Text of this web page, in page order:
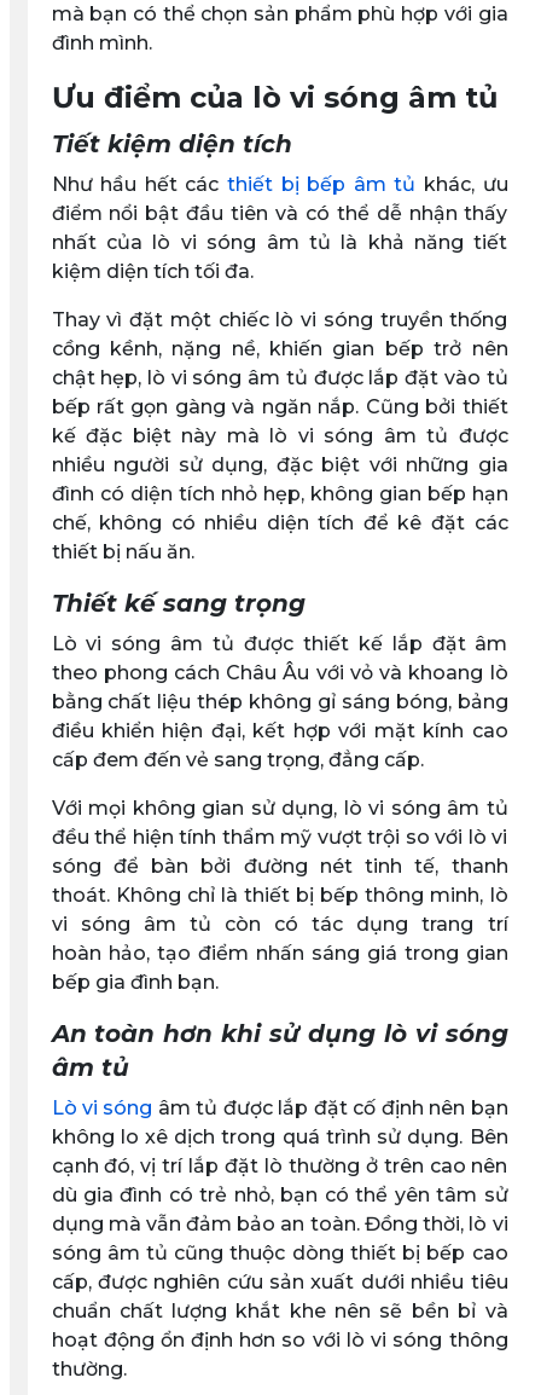
mà bạn có thể chọn sản phẩm phù hợp với gia
đình mình.
Ưu điểm của lò vi sóng âm tủ
Tiết kiệm diện tích
Như hầu hết các thiết bị bếp âm tủ khác, ưu
điểm nổi bật đầu tiên và có thể dễ nhận thấy
nhất của lò vi sóng âm tủ là khả năng tiết
kiệm diện tích tối đa.
Thay vì đặt một chiếc lò vi sóng truyền thống
cồng kềnh, nặng nề, khiến gian bếp trở nên
chật hẹp, lò vi sóng âm tủ được lắp đặt vào tủ
bếp rất gọn gàng và ngăn nắp. Cũng bởi thiết
kế đặc biệt này mà lò vi sóng âm tủ được
nhiều người sử dụng, đặc biệt với những gia
đình có diện tích nhỏ hẹp, không gian bếp hạn
chế, không có nhiều diện tích để kê đặt các
thiết bị nấu ăn.
Thiết kế sang trọng
Lò vi sóng âm tủ được thiết kế lắp đặt âm
theo phong cách Châu Âu với vỏ và khoang lò
bằng chất liệu thép không gỉ sáng bóng, bảng
điều khiển hiện đại, kết hợp với mặt kính cao
cấp đem đến vẻ sang trọng, đẳng cấp.
Với mọi không gian sử dụng, lò vi sóng âm tủ
đều thể hiện tính thẩm mỹ vượt trội so với lò vi
sóng để bàn bởi đường nét tinh tế, thanh
thoát. Không chỉ là thiết bị bếp thông minh, lò
vi sóng âm tủ còn có tác dụng trang trí
hoàn hảo, tạo điểm nhấn sáng giá trong gian
bếp gia đình bạn.
An toàn hơn khi sử dụng lò vi sóng
âm tủ
Lò vi sóng âm tủ được lắp đặt cố định nên bạn
không lo xê dịch trong quá trình sử dụng. Bên
cạnh đó, vị trí lắp đặt lò thường ở trên cao nên
dù gia đình có trẻ nhỏ, bạn có thể yên tâm sử
dụng mà vẫn đảm bảo an toàn. Đồng thời, lò vi
sóng âm tủ cũng thuộc dòng thiết bị bếp cao
cấp, được nghiên cứu sản xuất dưới nhiều tiêu
chuẩn chất lượng khắt khe nên sẽ bền bỉ và
hoạt động ổn định hơn so với lò vi sóng thông
thường.